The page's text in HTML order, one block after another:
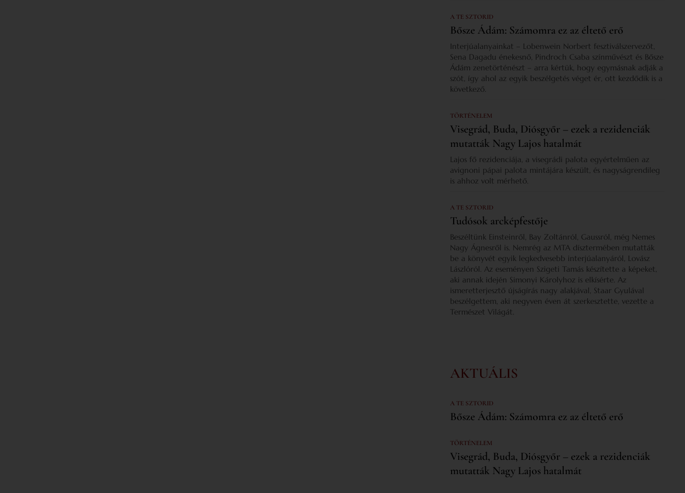
A TE SZTORID
Bősze Ádám: Számomra ez az éltető erő
Interjúalanyainkat – Lobenwein Norbert fesztiválszervezőt,
Sena Dagadu énekesnő, Pindroch Csaba színművészt és Bősze
Ádám zenetörténészt – arra kértük, hogy egymásnak adják a
szót, így ahol az egyik beszélgetés véget ér, ott kezdődik is a
következő.
TÖRTÉNELEM
Visegrád, Buda, Diósgyőr – ezek a rezidenciák
mutatták Nagy Lajos hatalmát
Lajos fő rezidenciája, a visegrádi palota egyértelműen az
avignoni pápai palota mintájára készült, és nagyságrendileg
is ahhoz volt mérhető.
A TE SZTORID
Tudósok arcképfestője
Beszéltünk Einsteinről, Bay Zoltánról, Gaussról, még Nemes
Nagy Ágnesről is. Nemrég az MTA dísztermében mutatták
be a könyvét egyik legkedvesebb interjúalanyáról, Lovász
Lászlóról. Az eseményen Szigeti Tamás készítette a képeket,
aki annak idején Simonyi Károlyhoz is elkísérte. Az
ismeretterjesztő újságírás nagy alakjával, Staar Gyulával
beszélgettem, aki negyven éven át szerkesztette, vezette a
Természet Világát.
AKTUÁLIS
A TE SZTORID
Bősze Ádám: Számomra ez az éltető erő
TÖRTÉNELEM
Visegrád, Buda, Diósgyőr – ezek a rezidenciák
mutatták Nagy Lajos hatalmát